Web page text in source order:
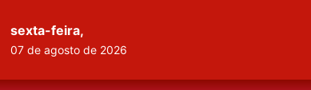
sexta-feira,
07 de agosto de 2026